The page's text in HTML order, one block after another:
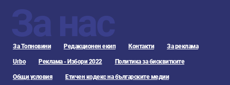
За нас
За Топновини Редакционен екип Контакти За реклама
Urbo Реклама - Избори 2022 Политика за бисквитките
Общи условия Етичен кодекс на българските медии